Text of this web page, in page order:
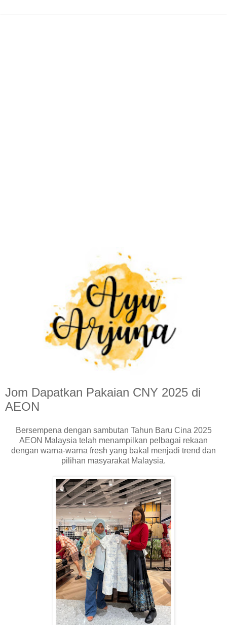
Jom Dapatkan Pakaian CNY 2025 di
AEON
Bersempena dengan sambutan Tahun Baru Cina 2025
AEON Malaysia telah menampilkan pelbagai rekaan
dengan warna-warna fresh yang bakal menjadi trend dan
pilihan masyarakat Malaysia.